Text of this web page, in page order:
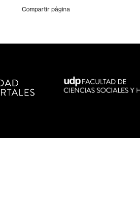
Compartir página